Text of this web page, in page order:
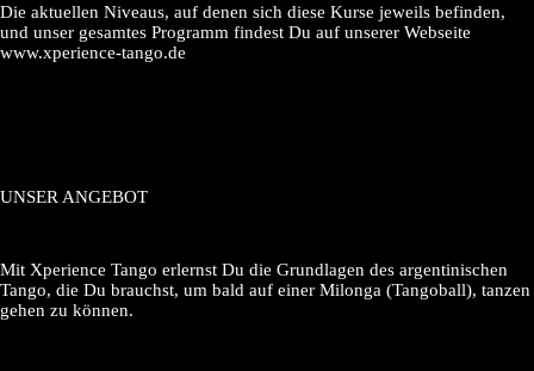
Die aktuellen Niveaus, auf denen sich diese Kurse jeweils befinden,
und unser gesamtes Programm findest Du auf unserer Webseite
www.xperience-tango.de
UNSER ANGEBOT
Mit Xperience Tango erlernst Du die Grundlagen des argentinischen
Tango, die Du brauchst, um bald auf einer Milonga (Tangoball), tanzen
gehen zu können.